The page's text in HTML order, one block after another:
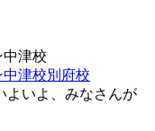
津校
中津校別府校
よいよ、みなさんが